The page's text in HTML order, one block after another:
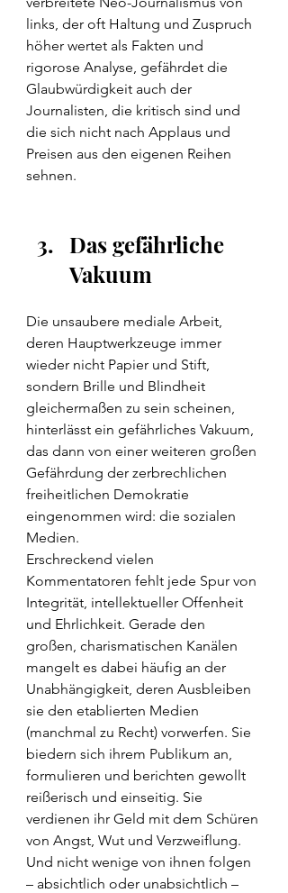
links, der oft Haltung und Zuspruch
höher wertet als Fakten und
rigorose Analyse, gefährdet die
Glaubwürdigkeit auch der
Journalisten, die kritisch sind und
die sich nicht nach Applaus und
Preisen aus den eigenen Reihen
sehnen.
Das gefährliche
Vakuum
Die unsaubere mediale Arbeit,
deren Hauptwerkzeuge immer
wieder nicht Papier und Stift,
sondern Brille und Blindheit
gleichermaßen zu sein scheinen,
hinterlässt ein gefährliches Vakuum,
das dann von einer weiteren großen
Gefährdung der zerbrechlichen
freiheitlichen Demokratie
eingenommen wird: die sozialen
Medien.
Erschreckend vielen
Kommentatoren fehlt jede Spur von
Integrität, intellektueller Offenheit
und Ehrlichkeit. Gerade den
großen, charismatischen Kanälen
mangelt es dabei häufig an der
Unabhängigkeit, deren Ausbleiben
sie den etablierten Medien
(manchmal zu Recht) vorwerfen. Sie
biedern sich ihrem Publikum an,
formulieren und berichten gewollt
reißerisch und einseitig. Sie
verdienen ihr Geld mit dem Schüren
von Angst, Wut und Verzweiflung.
Und nicht wenige von ihnen folgen
– absichtlich oder unabsichtlich –